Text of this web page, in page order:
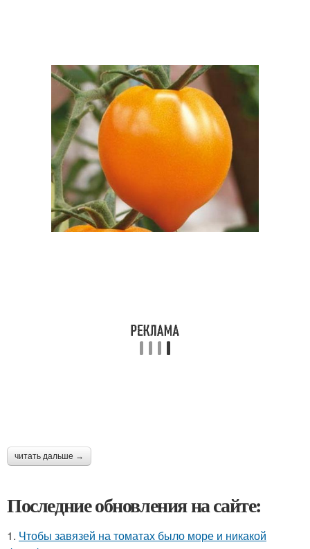
читать дальше →
Последние обновления на сайте:
1. Чтобы завязей на томатах было море и никакой